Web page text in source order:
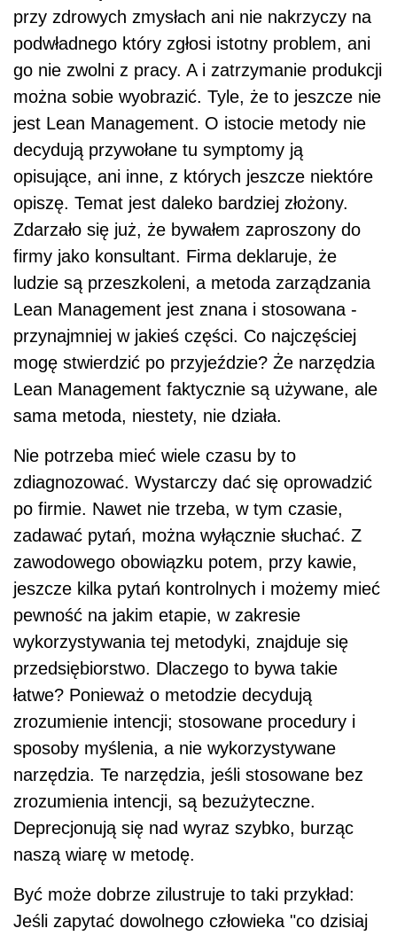
przy zdrowych zmysłach ani nie nakrzyczy na
podwładnego który zgłosi istotny problem, ani
go nie zwolni z pracy. A i zatrzymanie produkcji
można sobie wyobrazić. Tyle, że to jeszcze nie
jest Lean Management. O istocie metody nie
decydują przywołane tu symptomy ją
opisujące, ani inne, z których jeszcze niektóre
opiszę. Temat jest daleko bardziej złożony.
Zdarzało się już, że bywałem zaproszony do
firmy jako konsultant. Firma deklaruje, że
ludzie są przeszkoleni, a metoda zarządzania
Lean Management jest znana i stosowana -
przynajmniej w jakieś części. Co najczęściej
mogę stwierdzić po przyjeździe? Że narzędzia
Lean Management faktycznie są używane, ale
sama metoda, niestety, nie działa.
Nie potrzeba mieć wiele czasu by to
zdiagnozować. Wystarczy dać się oprowadzić
po firmie. Nawet nie trzeba, w tym czasie,
zadawać pytań, można wyłącznie słuchać. Z
zawodowego obowiązku potem, przy kawie,
jeszcze kilka pytań kontrolnych i możemy mieć
pewność na jakim etapie, w zakresie
wykorzystywania tej metodyki, znajduje się
przedsiębiorstwo. Dlaczego to bywa takie
łatwe? Ponieważ o metodzie decydują
zrozumienie intencji; stosowane procedury i
sposoby myślenia, a nie wykorzystywane
narzędzia. Te narzędzia, jeśli stosowane bez
zrozumienia intencji, są bezużyteczne.
Deprecjonują się nad wyraz szybko, burząc
naszą wiarę w metodę.
Być może dobrze zilustruje to taki przykład:
Jeśli zapytać dowolnego człowieka "co dzisiaj